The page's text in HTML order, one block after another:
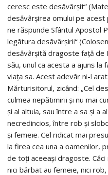
ceresc este desăvârșit“
desăvârșirea omului pe
ne răspunde Sfântul Apostol
legătura desăvârșirii“
desăvârșită dragoste față de
său, unul ca acesta a ajuns la
viața sa. Acest adevăr ni-l
Mărturisitorul, zicând: „Cel
culmea nepătimirii și nu mai
și al altuia, sau între a sa și a
necredincios, între rob și
și femeie. Cel ridicat mai
la firea cea una a oamenilor,
de toți aceeași dragoste.
nici bărbat au femeie, nici